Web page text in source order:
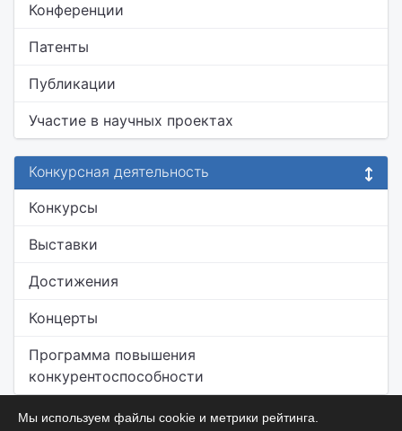
Конференции
Патенты
Публикации
Участие в научных проектах
Конкурсная деятельность
Конкурсы
Выставки
Достижения
Концерты
Программа повышения
конкурентоспособности
Мы используем файлы cookie и метрики рейтинга.